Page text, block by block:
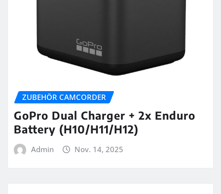
ZUBEHÖR CAMCORDER
GoPro Dual Charger + 2x Enduro
Battery (H10/H11/H12)
Admin Nov. 14, 2025